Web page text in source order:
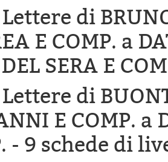
di
E COMP. a
SERA E
di
E COMP. a
- 9 schede di